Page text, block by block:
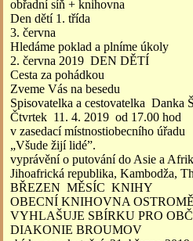
obřadní síň + knihovna
Den dětí 1. třída
3. června
Hledáme poklad a plníme úkoly
2. června 2019 DEN DĚTÍ
Cesta za pohádkou
Zveme Vás na besedu
Spisovatelka a cestovatelka Danka
Čtvrtek 11. 4. 2019 od 17.00 hod
v zasedací místnostiobecního úřadu
„Všude žijí lidé”.
vyprávění o putování do Asie a
Jihoafrická republika, Kambodža,
BŘEZEN MĚSÍC KNIHY
OBECNÍ KNIHOVNA
VYHLAŠUJE SBÍRKU PRO
DIAKONIE BROUMOV